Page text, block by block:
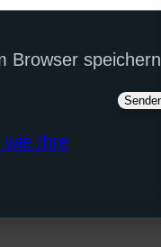
Browser
wie Ihre